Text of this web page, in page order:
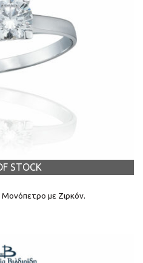
STOCK
με Ζιρκόν.